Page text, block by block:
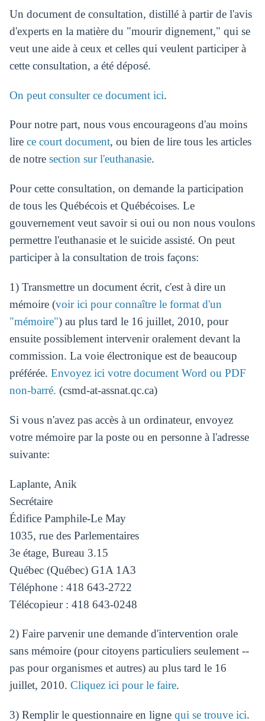
Un document de consultation, distillé à partir de l'avis
d'experts en la matière du "mourir dignement," qui se
veut une aide à ceux et celles qui veulent participer à
cette consultation, a été déposé.
On peut consulter ce document ici.
Pour notre part, nous vous encourageons d'au moins
lire ce court document, ou bien de lire tous les articles
de notre section sur l'euthanasie.
Pour cette consultation, on demande la participation
de tous les Québécois et Québécoises. Le
gouvernement veut savoir si oui ou non nous voulons
permettre l'euthanasie et le suicide assisté. On peut
participer à la consultation de trois façons:
1) Transmettre un document écrit, c'est à dire un
mémoire (voir ici pour connaître le format d'un
"mémoire") au plus tard le 16 juillet, 2010, pour
ensuite possiblement intervenir oralement devant la
commission. La voie électronique est de beaucoup
préférée. Envoyez ici votre document Word ou PDF
non-barré. (csmd-at-assnat.qc.ca)
Si vous n'avez pas accès à un ordinateur, envoyez
votre mémoire par la poste ou en personne à l'adresse
suivante:
Laplante, Anik
Secrétaire
Édifice Pamphile-Le May
1035, rue des Parlementaires
3e étage, Bureau 3.15
Québec (Québec) G1A 1A3
Téléphone : 418 643-2722
Télécopieur : 418 643-0248
2) Faire parvenir une demande d'intervention orale
sans mémoire (pour citoyens particuliers seulement --
pas pour organismes et autres) au plus tard le 16
juillet, 2010. Cliquez ici pour le faire.
3) Remplir le questionnaire en ligne qui se trouve ici.